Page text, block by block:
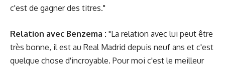
c'est de gagner des titres."
Relation avec Benzema : "La relation avec lui peut être
très bonne, il est au Real Madrid depuis neuf ans et c'est
quelque chose d'incroyable. Pour moi c'est le meilleur